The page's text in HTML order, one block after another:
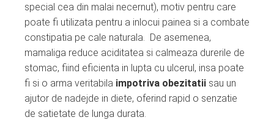
special cea din malai necernut), motiv pentru care
poate fi utilizata pentru a inlocui painea si a combate
constipatia pe cale naturala. De asemenea,
mamaliga reduce aciditatea si calmeaza durerile de
stomac, fiind eficienta in lupta cu ulcerul, insa poate
fi si o arma veritabila impotriva obezitatii sau un
ajutor de nadejde in diete, oferind rapid o senzatie
de satietate de lunga durata.